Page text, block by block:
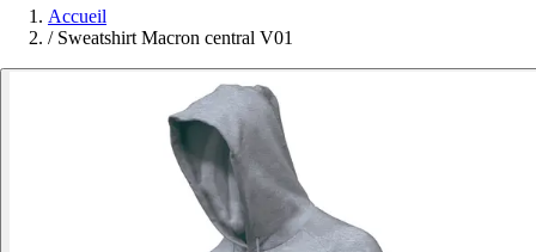
Accueil
/ Sweatshirt Macron central V01